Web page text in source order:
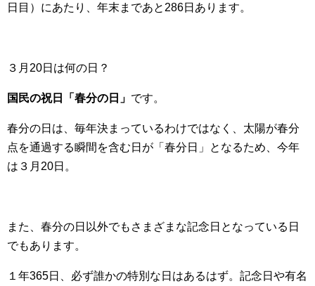
日目）にあたり、年末まであと286日あります。
３月20日は何の日？
国民の祝日「春分の日」 です。
春分の日は、毎年決まっているわけではなく、太陽が春分
点を通過する瞬間を含む日が「春分日」となるため、今年
は３月20日。
また、春分の日以外でもさまざまな記念日となっている日
でもあります。
１年365日、必ず誰かの特別な日はあるはず。記念日や有名